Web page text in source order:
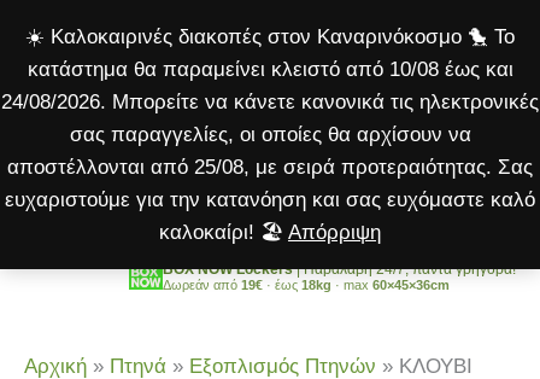
☀️ Καλοκαιρινές διακοπές στον Καναρινόκοσμο 🐤 Το
κατάστημα θα παραμείνει κλειστό από 10/08 έως και
24/08/2026. Μπορείτε να κάνετε κανονικά τις ηλεκτρονικές
σας παραγγελίες, οι οποίες θα αρχίσουν να
αποστέλλονται από 25/08, με σειρά προτεραιότητας. Σας
ευχαριστούμε για την κατανόηση και σας ευχόμαστε καλό
καλοκαίρι! 🏖️ Απόρριψη
στο
περιεχόμενο
BOX NOW Lockers| Παραλαβή 24/7, πάντα γρήγορα!
Δωρεάν από 19€ · έως 18kg · max 60×45×36cm
Αρχική » Πτηνά » Εξοπλισμός Πτηνών » ΚΛΟΥΒΙ